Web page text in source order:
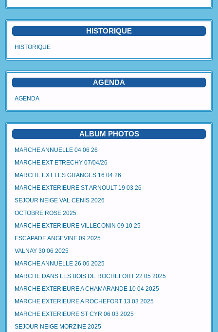
HISTORIQUE
HISTORIQUE
AGENDA
AGENDA
ALBUM PHOTOS
MARCHE ANNUELLE 04 06 26
MARCHE EXT ETRECHY 07/04/26
MARCHE EXT LES GRANGES 16 04 26
MARCHE EXTERIEURE ST ARNOULT 19 03 26
SEJOUR NEIGE VAL CENIS 2026
OCTOBRE ROSE 2025
MARCHE EXTERIEURE VILLECONIN 09 10 25
ESCAPADE ANGEVINE 09 2025
VALNAY 30 06 2025
MARCHE ANNUELLE 26 06 2025
MARCHE DANS LES BOIS DE ROCHEFORT 22 05 2025
MARCHE EXTERIEURE A CHAMARANDE 10 04 2025
MARCHE EXTERIEURE A ROCHEFORT 13 03 2025
MARCHE EXTERIEURE ST CYR 06 03 2025
SEJOUR NEIGE MORZINE 2025